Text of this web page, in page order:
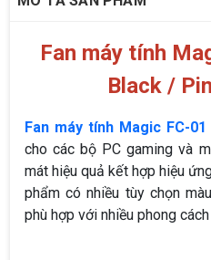
Fan máy tính
Black /
Fan máy tính Magic FC-01
cho các bộ PC gaming và
mát hiệu quả kết hợp hiệu
phẩm có nhiều tùy chọn
phù hợp với nhiều phong